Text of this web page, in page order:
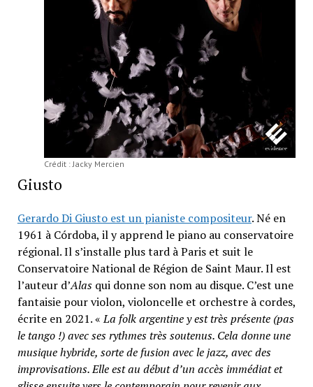
Crédit : Jacky Mercien
Giusto
Gerardo Di Giusto est un pianiste compositeur. Né en
1961 à Córdoba, il y apprend le piano au conservatoire
régional. Il s’installe plus tard à Paris et suit le
Conservatoire National de Région de Saint Maur. Il est
l’auteur d’Alasqui donne son nom au disque. C’est une
fantaisie pour violon, violoncelle et orchestre à cordes,
écrite en 2021. «La folk argentine y est très présente (pas
le tango !) avec ses rythmes très soutenus. Cela donne une
musique hybride, sorte de fusion avec le jazz, avec des
improvisations. Elle est au début d’un accès immédiat et